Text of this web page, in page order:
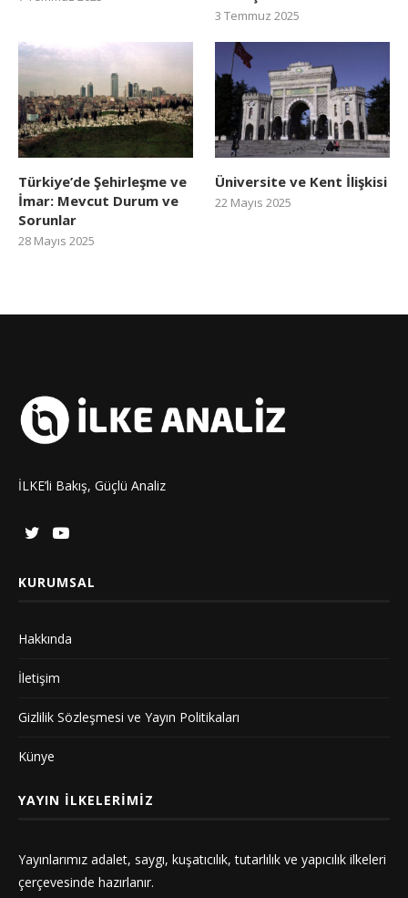
3 Temmuz 2025
Türkiye’de Şehirleşme ve
İmar: Mevcut Durum ve
Sorunlar
28 Mayıs 2025
Üniversite ve Kent İlişkisi
22 Mayıs 2025
İLKE’li Bakış, Güçlü Analiz
KURUMSAL
Hakkında
İletişim
Gizlilik Sözleşmesi ve Yayın Politikaları
Künye
YAYIN İLKELERIMIZ
Yayınlarımız adalet, saygı, kuşatıcılık, tutarlılık ve yapıcılık ilkeleri
çerçevesinde hazırlanır.